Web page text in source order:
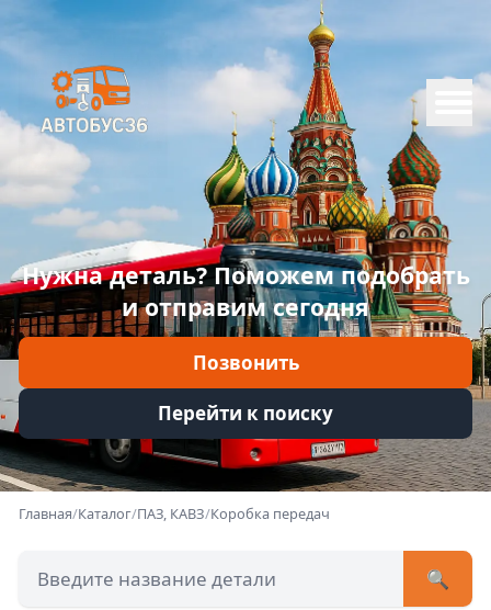
Нужна деталь? Поможем подобрать
и отправим сегодня
Позвонить
Перейти к поиску
Меню
Главная
Каталог
Марки
Информация
Главная/Каталог/ПАЗ, КАВЗ/Коробка передач
🔍